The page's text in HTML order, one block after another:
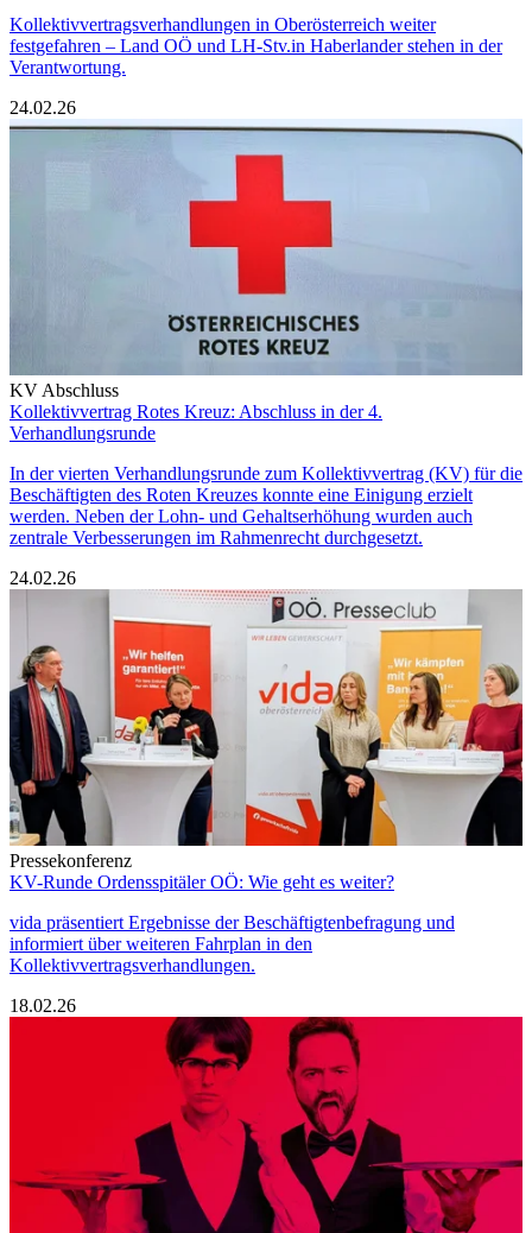
Kollektivvertragsverhandlungen in Oberösterreich weiter
festgefahren – Land OÖ und LH-Stv.in Haberlander stehen in der
Verantwortung.
24.02.26
KV Abschluss
Kollektivvertrag Rotes Kreuz: Abschluss in der 4.
Verhandlungsrunde
In der vierten Verhandlungsrunde zum Kollektivvertrag (KV) für die
Beschäftigten des Roten Kreuzes konnte eine Einigung erzielt
werden. Neben der Lohn- und Gehaltserhöhung wurden auch
zentrale Verbesserungen im Rahmenrecht durchgesetzt.
24.02.26
Pressekonferenz
KV-Runde Ordensspitäler OÖ: Wie geht es weiter?
vida präsentiert Ergebnisse der Beschäftigtenbefragung und
informiert über weiteren Fahrplan in den
Kollektivvertragsverhandlungen.
18.02.26